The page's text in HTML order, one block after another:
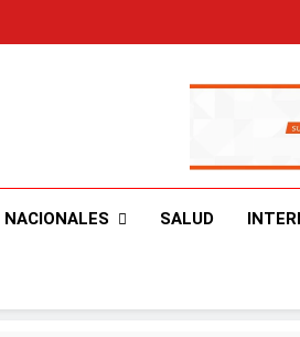
NACIONALES SALUD